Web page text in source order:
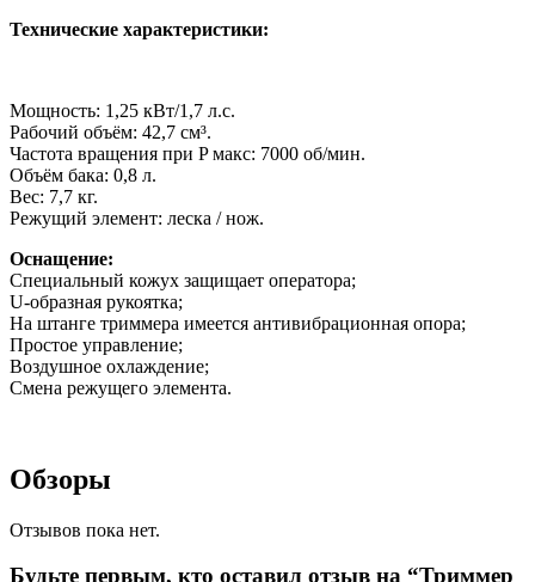
Технические характеристики:
Мощность: 1,25 кВт/1,7 л.с.
Рабочий объём: 42,7 см³.
Частота вращения при P макс: 7000 об/мин.
Объём бака: 0,8 л.
Вес: 7,7 кг.
Режущий элемент: леска / нож.
Оснащение:
Специальный кожух защищает оператора;
U-образная рукоятка;
На штанге триммера имеется антивибрационная опора;
Простое управление;
Воздушное охлаждение;
Смена режущего элемента.
Обзоры
Отзывов пока нет.
Будьте первым, кто оставил отзыв на “Триммер